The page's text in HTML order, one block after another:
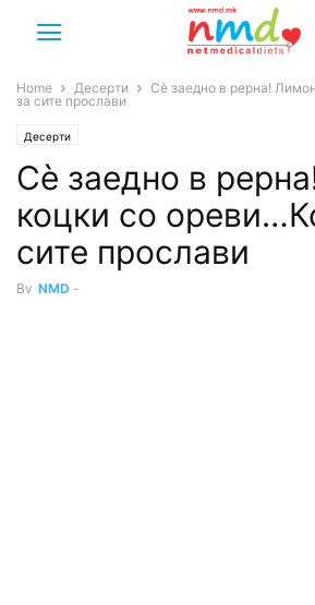
Home Десерти
Сѐ заедно в рерна!
за сите прослави
Десерти
Сѐ заедно в
коцки со
сите прослави
By NMD -